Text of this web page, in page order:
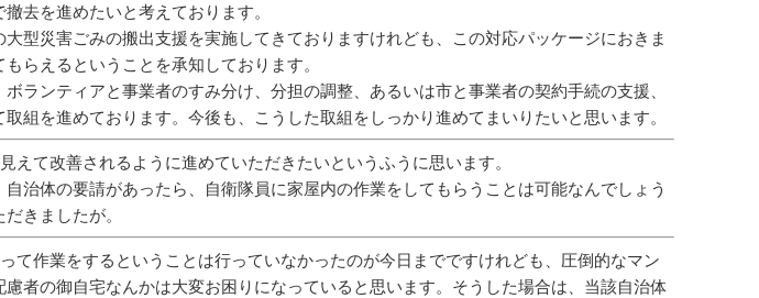
去を進めたいと考えております。
型災害ごみの搬出支援を実施してきておりますけれども、この対応パッケージにおきま
らえるということを承知しております。
ランティアと事業者のすみ分け、分担の調整、あるいは市と事業者の契約手続の支援、
組を進めております。今後も、こうした取組をしっかり進めてまいりたいと思います。
えて改善されるように進めていただきたいというふうに思います。
治体の要請があったら、自衛隊員に家屋内の作業をしてもらうことは可能なんでしょう
きましたが。
て作業をするということは行っていなかったのが今日までですけれども、圧倒的なマン
者の御自宅なんかは大変お困りになっていると思います。そうした場合は、当該自治体